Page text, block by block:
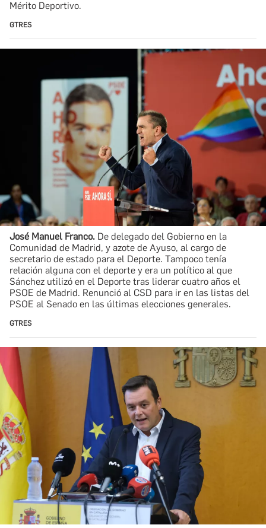
Mérito Deportivo.
GTRES
José Manuel Franco. De delegado del Gobierno en la
Comunidad de Madrid, y azote de Ayuso, al cargo de
secretario de estado para el Deporte. Tampoco tenía
relación alguna con el deporte y era un político al que
Sánchez utilizó en el Deporte tras liderar cuatro años el
PSOE de Madrid. Renunció al CSD para ir en las listas del
PSOE al Senado en las últimas elecciones generales.
GTRES